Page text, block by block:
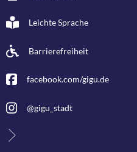
Leichte Sprache
Barrierefreiheit
facebook.com/gigu.de
@gigu_stadt